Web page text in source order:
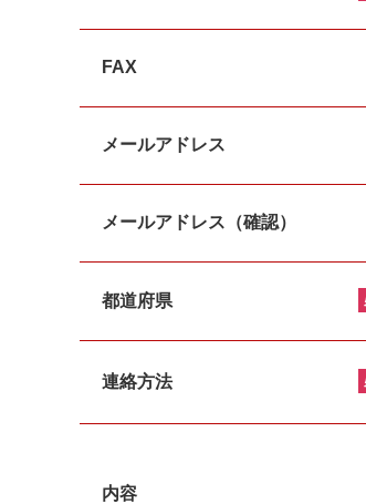
FAX
メールアドレス
メールアドレス（確認）
都道府県
連絡方法
内容